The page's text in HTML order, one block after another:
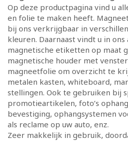
Op deze productpagina vind u
en folie te maken heeft.
bij ons verkrijgbaar in
kleuren. Daarnaast vindt u in
magnetische etiketten op maat
magnetische houder met
magneetfolie om overzicht te
metalen kasten, whiteboard,
stellingen. Ook te gebruiken bij
promotieartikelen, foto’s
bevestiging, ophangsystemen
als reclame op uw auto, enz.
Zeer makkelijk in gebruik,